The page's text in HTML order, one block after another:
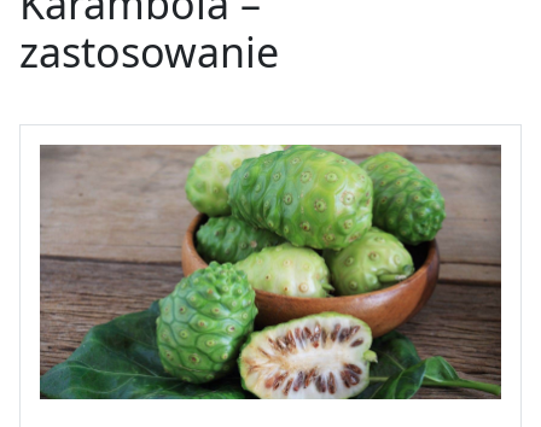
zastosowanie